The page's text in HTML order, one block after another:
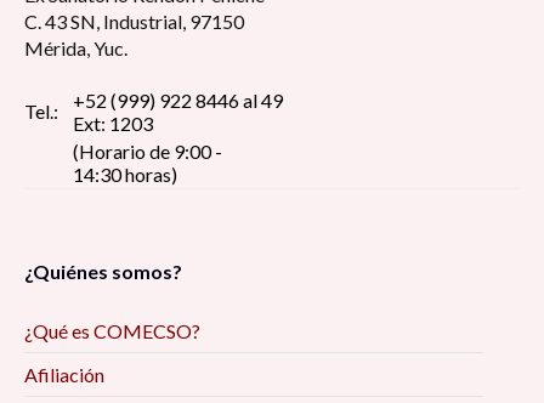
C. 43 SN, Industrial, 97150
Mérida, Yuc.
Tel.:
+52 (999) 922 8446 al 49
Ext: 1203
(Horario de 9:00 -
14:30 horas)
¿Quiénes somos?
¿Qué es COMECSO?
Afiliación